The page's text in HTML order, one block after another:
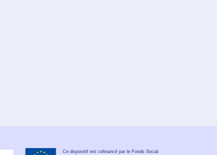
Ce dispositif est cofinancé par le Fonds Social